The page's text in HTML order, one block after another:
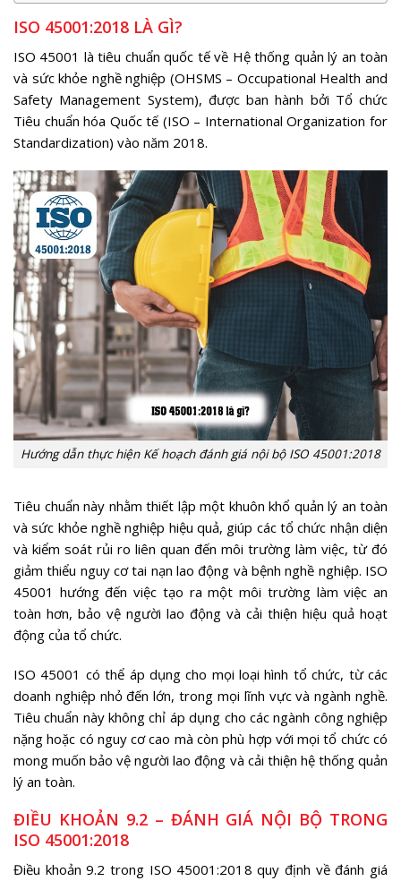
ISO 45001:2018 LÀ GÌ?
ISO 45001 là tiêu chuẩn quốc tế về Hệ thống quản lý an toàn
và sức khỏe nghề nghiệp (OHSMS – Occupational Health and
Safety Management System), được ban hành bởi Tổ chức
Tiêu chuẩn hóa Quốc tế (ISO – International Organization for
Standardization) vào năm 2018.
Hướng dẫn thực hiện Kế hoạch đánh giá nội bộ ISO 45001:2018
Tiêu chuẩn này nhằm thiết lập một khuôn khổ quản lý an toàn
và sức khỏe nghề nghiệp hiệu quả, giúp các tổ chức nhận diện
và kiểm soát rủi ro liên quan đến môi trường làm việc, từ đó
giảm thiểu nguy cơ tai nạn lao động và bệnh nghề nghiệp. ISO
45001 hướng đến việc tạo ra một môi trường làm việc an
toàn hơn, bảo vệ người lao động và cải thiện hiệu quả hoạt
động của tổ chức.
ISO 45001 có thể áp dụng cho mọi loại hình tổ chức, từ các
doanh nghiệp nhỏ đến lớn, trong mọi lĩnh vực và ngành nghề.
Tiêu chuẩn này không chỉ áp dụng cho các ngành công nghiệp
nặng hoặc có nguy cơ cao mà còn phù hợp với mọi tổ chức có
mong muốn bảo vệ người lao động và cải thiện hệ thống quản
lý an toàn.
ĐIỀU KHOẢN 9.2 – ĐÁNH GIÁ NỘI BỘ TRONG
ISO 45001:2018
Điều khoản 9.2 trong ISO 45001:2018 quy định về đánh giá